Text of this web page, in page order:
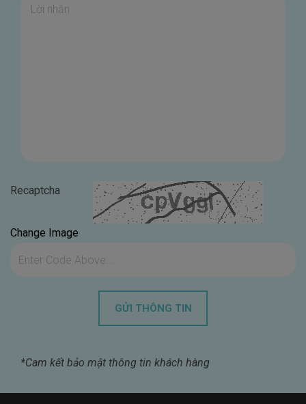
Recaptcha
Change Image
*Cam kết bảo mật thông tin khách hàng